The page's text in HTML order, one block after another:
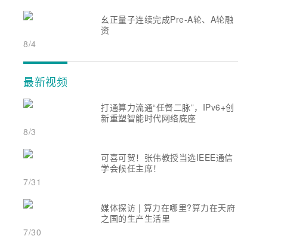
幺正量子连续完成Pre-A轮、A轮融
资
8/4
最新视频
打通算力流通“任督二脉”，IPv6+创
新重塑智能时代网络底座
8/3
可喜可贺！张伟教授当选IEEE通信
学会候任主席！
7/31
媒体探访 | 算力在哪里?算力在天府
之国的生产生活里
7/30